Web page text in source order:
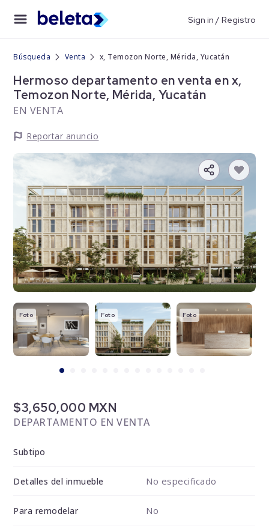
Sign in / Registro
Búsqueda Venta x, Temozon Norte, Mérida, Yucatán
Hermoso departamento en venta en x,
Temozon Norte, Mérida, Yucatán
EN VENTA
Reportar anuncio
Foto Foto Foto
$3,650,000 MXN
DEPARTAMENTO EN VENTA
Subtipo
Detalles del inmueble No especificado
Para remodelar No